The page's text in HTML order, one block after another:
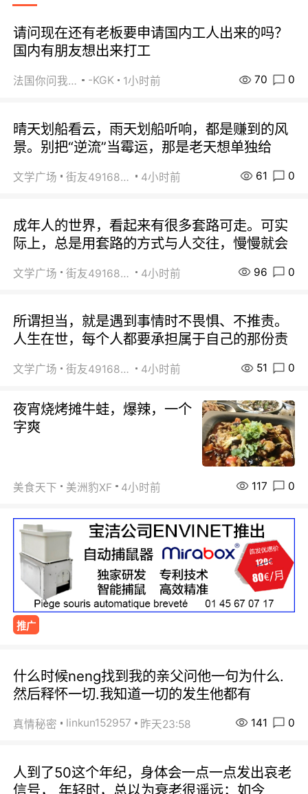
包拼房~
请问现在还有老板要申请国内工人出来的吗？
国内有朋友想出来打工
法国你问我答 -KGK 1小时前 70 0
晴天划船看云，雨天划船听响，都是赚到的风
景。别把“逆流”当霉运，那是老天想单独给
文学广场 街友49168527 4小时前 61 0
成年人的世界，看起来有很多套路可走。可实
际上，总是用套路的方式与人交往，慢慢就会
文学广场 街友49168527 4小时前 96 0
所谓担当，就是遇到事情时不畏惧、不推责。
人生在世，每个人都要承担属于自己的那份责
文学广场 街友49168527 4小时前 51 0
夜宵烧烤摊牛蛙，爆辣，一个
字爽
美食天下 美洲豹XF 4小时前 117 0
推广
什么时候neng找到我的亲父问他一句为什么.
然后释怀一切.我知道一切的发生他都有
真情秘密 linkun152957 昨天23:58 141 0
人到了50这个年纪，身体会一点一点发出哀老
信号， 年轻时，总以为衰老很遥远；如今